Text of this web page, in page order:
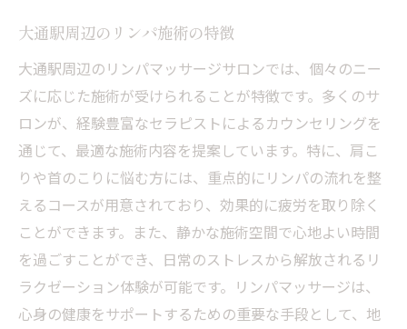
大通駅周辺のリンパ施術の特徴
大通駅周辺のリンパマッサージサロンでは、個々のニー
ズに応じた施術が受けられることが特徴です。多くのサ
ロンが、経験豊富なセラピストによるカウンセリングを
通じて、最適な施術内容を提案しています。特に、肩こ
りや首のこりに悩む方には、重点的にリンパの流れを整
えるコースが用意されており、効果的に疲労を取り除く
ことができます。また、静かな施術空間で心地よい時間
を過ごすことができ、日常のストレスから解放されるリ
ラクゼーション体験が可能です。リンパマッサージは、
心身の健康をサポートするための重要な手段として、地